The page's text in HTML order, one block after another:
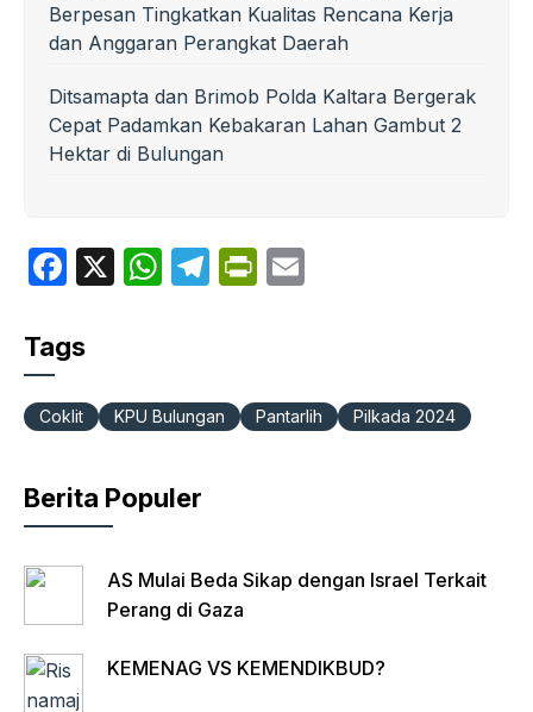
Berpesan Tingkatkan Kualitas Rencana Kerja
dan Anggaran Perangkat Daerah
Ditsamapta dan Brimob Polda Kaltara Bergerak
Cepat Padamkan Kebakaran Lahan Gambut 2
Hektar di Bulungan
F
c
b
o
k
X
W
A
p
T
a
P
ie
Tags
Coklit KPU Bulungan Pantarlih Pilkada 2024
Berita Populer
AS Mulai Beda Sikap dengan Israel Terkait
Perang di Gaza
KEMENAG VS KEMENDIKBUD?